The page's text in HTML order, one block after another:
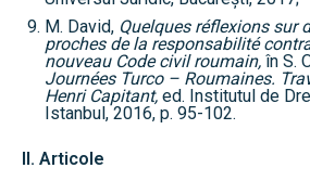
M. David, Quelques réflexions sur
proches de la responsabilité
nouveau Code civil roumain, în S.
Journées Turco – Roumaines.
Henri Capitant, ed. Institutul de
Istanbul, 2016, p. 95-102.
II. Articole